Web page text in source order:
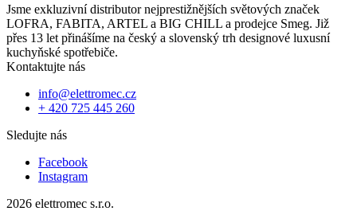
Jsme exkluzivní distributor nejprestižnějších světových značek
LOFRA, FABITA, ARTEL a BIG CHILL a prodejce Smeg. Již
přes 13 let přinášíme na český a slovenský trh designové luxusní
kuchyňské spotřebiče.
Kontaktujte nás
info@elettromec.cz
+ 420 725 445 260
Sledujte nás
Facebook
Instagram
2026 elettromec s.r.o.